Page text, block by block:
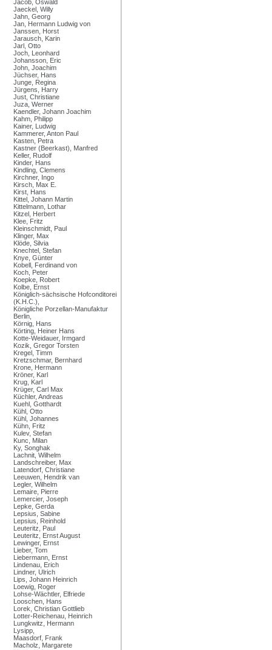
Jacob, Oswald
Jaeckel, Willy
Jahn, Georg
Jan, Hermann Ludwig von
Janssen, Horst
Jarausch, Karin
Jarl, Otto
Joch, Leonhard
Johansson, Eric
John, Joachim
Jüchser, Hans
Junge, Regina
Jürgens, Harry
Just, Christiane
Juza, Werner
Kaendler, Johann Joachim
Kahm, Philipp
Kainer, Ludwig
Kammerer, Anton Paul
Kasten, Petra
Kastner (Beerkast), Manfred
Keller, Rudolf
Kinder, Hans
Kindling, Clemens
Kirchner, Ingo
Kirsch, Max E.
Kirst, Hans
Kittel, Johann Martin
Kittelmann, Lothar
Kitzel, Herbert
Klee, Fritz
Kleinschmidt, Paul
Klinger, Max
Klöde, Silvia
Knechtel, Stefan
Knye, Günter
Kobell, Ferdinand von
Koch, Peter
Koepke, Robert
Kolbe, Ernst
Königlich-sächsische Hofconditorei
(K.H.C.),
Königliche Porzellan-Manufaktur
Berlin,
Körnig, Hans
Körting, Heiner Hans
Kotte-Weidauer, Irmgard
Kozik, Gregor Torsten
Kregel, Timm
Kretzschmar, Bernhard
Krone, Hermann
Kröner, Karl
Krug, Karl
Krüger, Carl Max
Küchler, Andreas
Kuehl, Gotthardt
Kühl, Otto
Kühl, Johannes
Kühn, Fritz
Kulev, Stefan
Kunc, Milan
Ky, Songhak
Lachnit, Wilhelm
Landschreiber, Max
Latendorf, Christiane
Leeuwen, Hendrik van
Legler, Wilhelm
Lemaire, Pierre
Lemercier, Joseph
Lepke, Gerda
Lepsius, Sabine
Lepsius, Reinhold
Leuteritz, Paul
Leuteritz, Ernst August
Lewinger, Ernst
Lieber, Tom
Liebermann, Ernst
Lindenau, Erich
Lindner, Ulrich
Lips, Johann Heinrich
Loewig, Roger
Lohse-Wächtler, Elfriede
Looschen, Hans
Lorek, Christian Gottlieb
Lotter-Reichenau, Heinrich
Lungkwitz, Hermann
Lysipp,
Maasdorf, Frank
Macholz, Margarete